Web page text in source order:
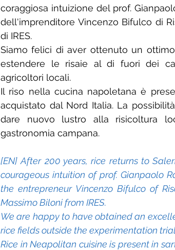
coraggiosa intuizione del prof.
dell'imprenditore Vincenzo Bifulco di
di IRES.
Siamo felici di aver ottenuto un
estendere le risaie al di fuori dei
agricoltori locali.
Il riso nella cucina napoletana è
acquistato dal Nord Italia. La
dare nuovo lustro alla risicoltura
gastronomia campana.
[EN] After 200 years, rice returns to
courageous intuition of prof. Gianpaolo
the entrepreneur Vincenzo Bifulco of
Massimo Biloni from IRES.
We are happy to have obtained an
rice fields outside the experimentation
Rice in Neapolitan cuisine is present in